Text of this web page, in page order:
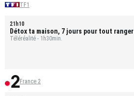
TF1
21h10
Détox ta maison, 7 jours pour tout ranger
Bastien
Téléréalité - 1h30min.
France 2